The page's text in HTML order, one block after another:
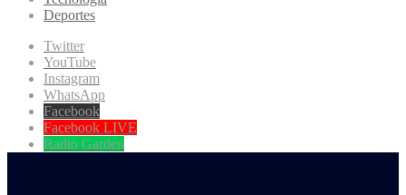
Deportes
Twitter
YouTube
Instagram
WhatsApp
Facebook
Facebook LIVE
Radio Garden